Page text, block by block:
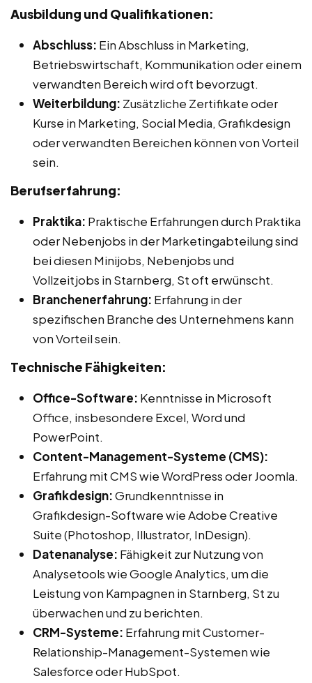
Ausbildung und Qualifikationen:
Abschluss: Ein Abschluss in Marketing,
Betriebswirtschaft, Kommunikation oder einem
verwandten Bereich wird oft bevorzugt.
Weiterbildung: Zusätzliche Zertifikate oder
Kurse in Marketing, Social Media, Grafikdesign
oder verwandten Bereichen können von Vorteil
sein.
Berufserfahrung:
Praktika: Praktische Erfahrungen durch Praktika
oder Nebenjobs in der Marketingabteilung sind
bei diesen Minijobs, Nebenjobs und
Vollzeitjobs in Starnberg, St oft erwünscht.
Branchenerfahrung: Erfahrung in der
spezifischen Branche des Unternehmens kann
von Vorteil sein.
Technische Fähigkeiten:
Office-Software: Kenntnisse in Microsoft
Office, insbesondere Excel, Word und
PowerPoint.
Content-Management-Systeme (CMS):
Erfahrung mit CMS wie WordPress oder Joomla.
Grafikdesign:Grundkenntnisse in
Grafikdesign-Software wie Adobe Creative
Suite (Photoshop, Illustrator, InDesign).
Datenanalyse: Fähigkeit zur Nutzung von
Analysetools wie Google Analytics, um die
Leistung von Kampagnen in Starnberg, St zu
überwachen und zu berichten.
CRM-Systeme: Erfahrung mit Customer-
Relationship-Management-Systemen wie
Salesforce oder HubSpot.